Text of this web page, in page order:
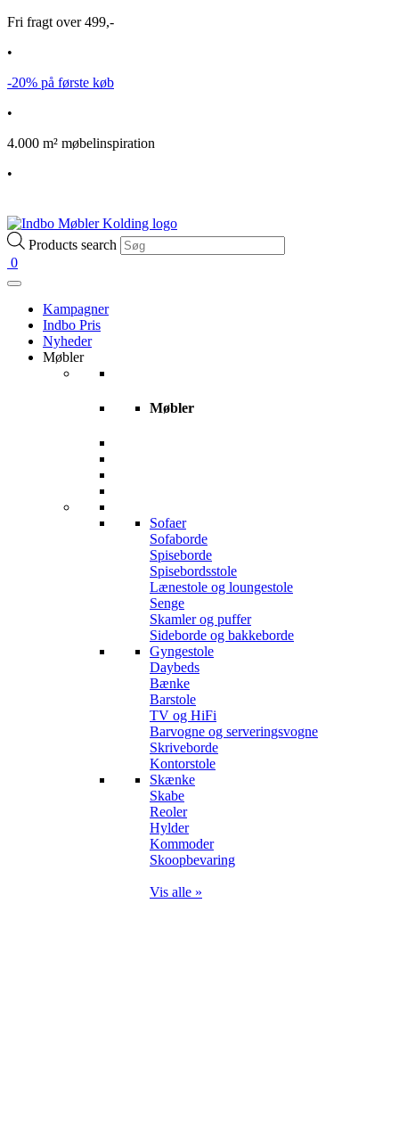
Fri fragt over 499,-
•
-20% på første køb
•
4.000 m² møbelinspiration
•
Products search
0
Kampagner
Indbo Pris
Nyheder
Møbler
Møbler
Sofaer
Sofaborde
Spiseborde
Spisebordsstole
Lænestole og loungestole
Senge
Skamler og puffer
Sideborde og bakkeborde
Gyngestole
Daybeds
Bænke
Barstole
TV og HiFi
Barvogne og serveringsvogne
Skriveborde
Kontorstole
Skænke
Skabe
Reoler
Hylder
Kommoder
Skoopbevaring
Vis alle »